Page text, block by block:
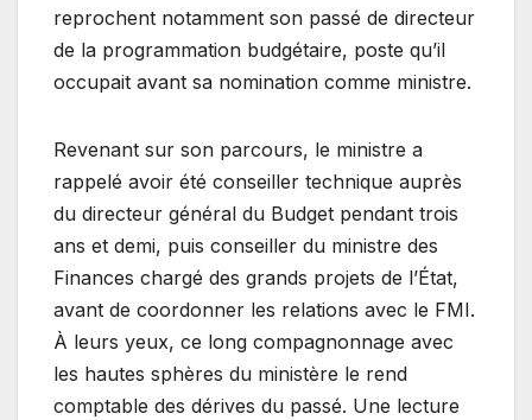
reprochent notamment son passé de directeur
de la programmation budgétaire, poste qu’il
occupait avant sa nomination comme ministre.
Revenant sur son parcours, le ministre a
rappelé avoir été conseiller technique auprès
du directeur général du Budget pendant trois
ans et demi, puis conseiller du ministre des
Finances chargé des grands projets de l’État,
avant de coordonner les relations avec le FMI.
À leurs yeux, ce long compagnonnage avec
les hautes sphères du ministère le rend
comptable des dérives du passé. Une lecture